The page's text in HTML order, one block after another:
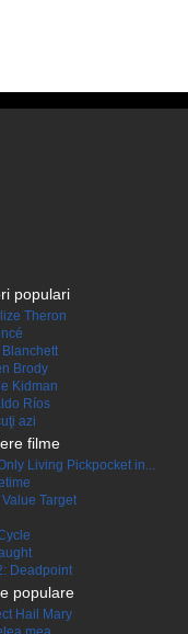
populari
Theron
Brody
Kidman
Ríos
azi
filme
Living Pickpocket in...
Value Target
Deadpoint
populare
Hail Mary